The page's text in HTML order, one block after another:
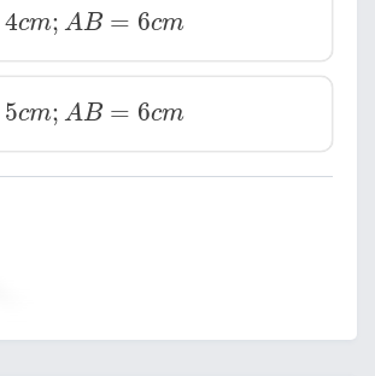
4cm; AB = 6cm
m = 6c
5cm; AB = 6cm
m = 6c